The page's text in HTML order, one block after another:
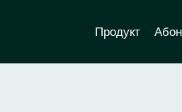
Продукт